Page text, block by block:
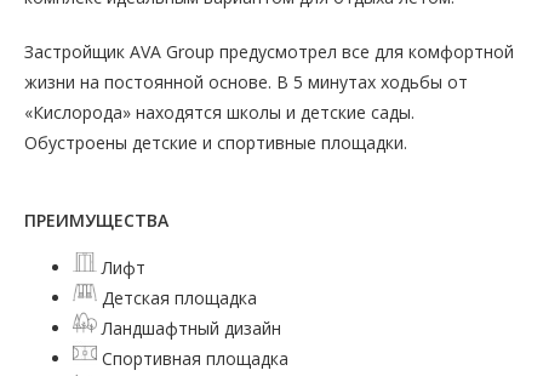
Застройщик AVA Group предусмотрел все для комфортной
жизни на постоянной основе. В 5 минутах ходьбы от
«Кислорода» находятся школы и детские сады.
Обустроены детские и спортивные площадки.
ПРЕИМУЩЕСТВА
Лифт
Детская площадка
Ландшафтный дизайн
Спортивная площадка